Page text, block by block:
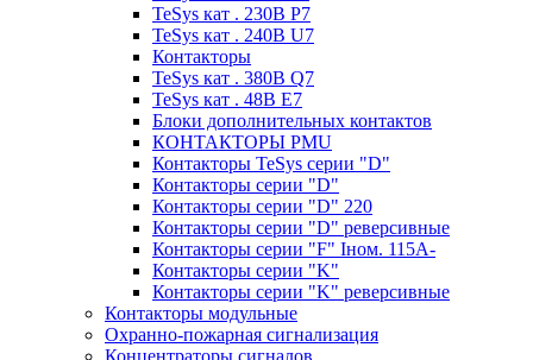
TeSys кат . 230В P7
TeSys кат . 240В U7
Контакторы
TeSys кат . 380В Q7
TeSys кат . 48В E7
Блоки дополнительных контактов
КОНТАКТОРЫ PMU
Контакторы TeSys серии "D"
Контакторы серии "D"
Контакторы серии "D" 220
Контакторы серии "D" реверсивные
Контакторы серии "F" Iном. 115А-
Контакторы серии "K"
Контакторы серии "K" реверсивные
Контакторы модульные
Охранно-пожарная сигнализация
Концентраторы сигналов